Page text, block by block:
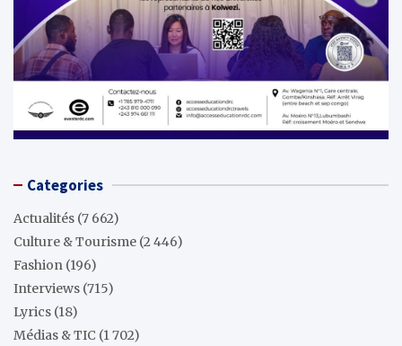
Categories
Actualités (7 662)
Culture & Tourisme (2 446)
Fashion (196)
Interviews (715)
Lyrics (18)
Médias & TIC (1 702)